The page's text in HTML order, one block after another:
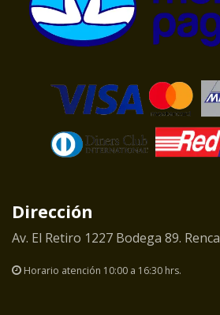
Dirección
Av. El Retiro 1227 Bodega 89. Renca
Horario atención 10:00 a 16:30 hrs.